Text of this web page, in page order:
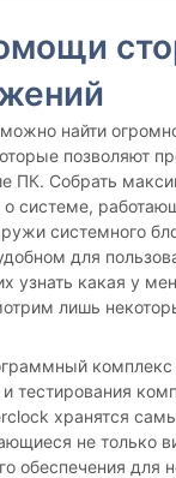
найти
позволяют
ПК. Собрать
системе,
системного
для
узнать какая у
лишь
комплекс
и тестирования
хранятся
не только
обеспечения для